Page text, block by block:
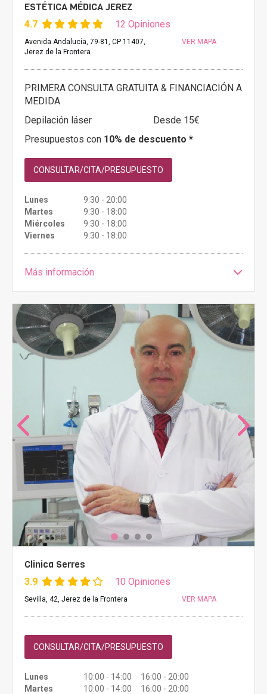
ESTÉTICA MÉDICA JEREZ
4.7 12 Opiniones
Avenida Andalucía, 79-81, CP 11407,
Jerez de la Frontera
VER MAPA
PRIMERA CONSULTA GRATUITA & FINANCIACIÓN A
MEDIDA
Depilación láser
Desde 15€
Presupuestos con 10% de descuento *
CONSULTAR/CITA/PRESUPUESTO
Lunes
9:30 - 20:00
Martes
9:30 - 18:00
Miércoles
9:30 - 18:00
Viernes
9:30 - 18:00
Más información
Clinica Serres
3.9 10 Opiniones
Sevilla, 42, Jerez de la Frontera VER MAPA
CONSULTAR/CITA/PRESUPUESTO
Lunes
10:00 - 14:00 16:00 - 20:00
Martes
10:00 - 14:00 16:00 - 20:00